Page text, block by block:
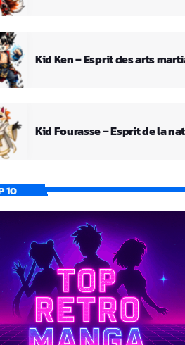
Kid Ken – Esprit des arts
Kid Fourasse – Esprit de la
10